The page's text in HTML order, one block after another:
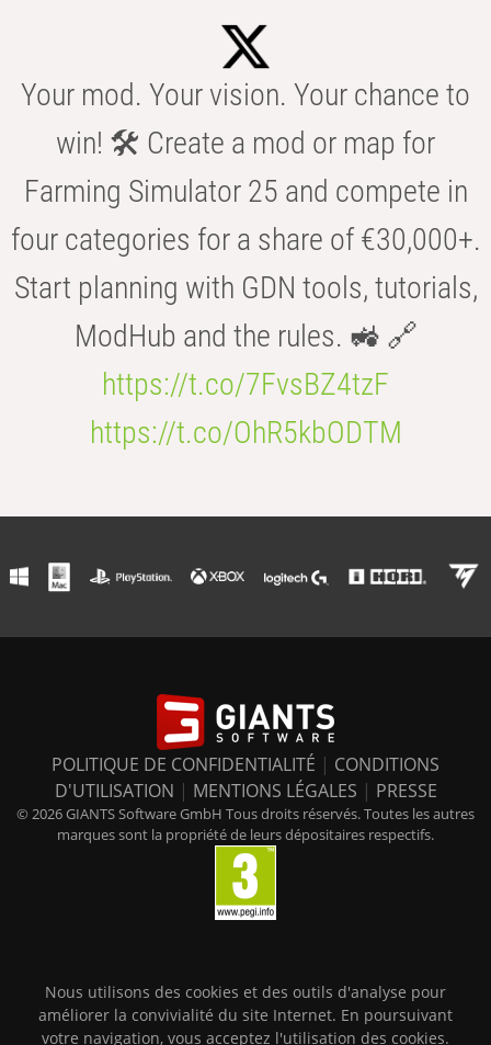
Your mod. Your vision. Your chance to
win! 🛠️ Create a mod or map for
Farming Simulator 25 and compete in
four categories for a share of €30,000+.
Start planning with GDN tools, tutorials,
ModHub and the rules. 🚜 🔗
https://t.co/7FvsBZ4tzF
https://t.co/OhR5kbODTM
POLITIQUE DE CONFIDENTIALITÉ | CONDITIONS
D'UTILISATION | MENTIONS LÉGALES | PRESSE
© 2026 GIANTS Software GmbH Tous droits réservés. Toutes les autres
marques sont la propriété de leurs dépositaires respectifs.
Nous utilisons des cookies et des outils d'analyse pour
améliorer la convivialité du site Internet. En poursuivant
votre navigation, vous acceptez l'utilisation des cookies.